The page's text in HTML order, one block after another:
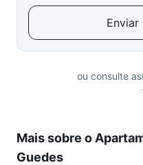
Enviar
ou consulte as
Mais sobre o
Guedes